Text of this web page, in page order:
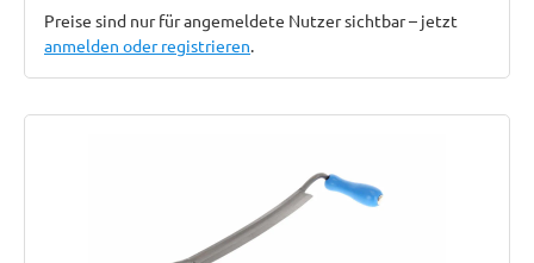
Preise sind nur für angemeldete Nutzer sichtbar – jetzt
anmelden oder registrieren.